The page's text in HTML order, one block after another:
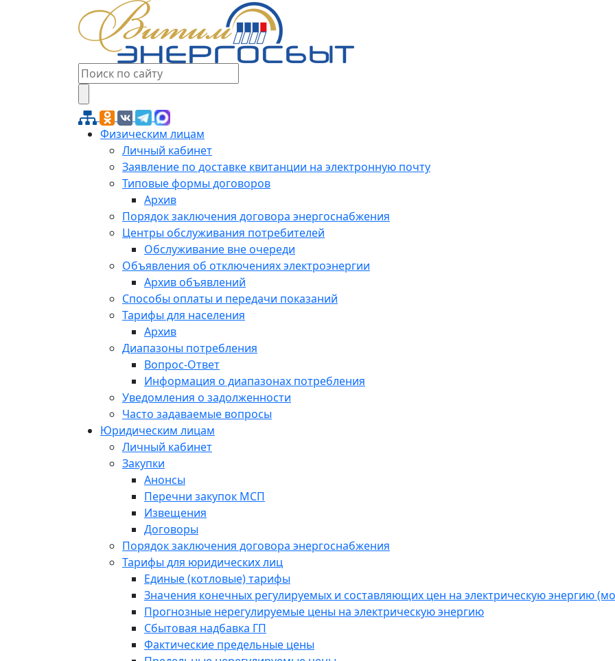
Физическим лицам
Личный кабинет
Заявление по доставке квитанции на электронную почту
Типовые формы договоров
Архив
Порядок заключения договора энергоснабжения
Центры обслуживания потребителей
Обслуживание вне очереди
Объявления об отключениях электроэнергии
Архив объявлений
Способы оплаты и передачи показаний
Тарифы для населения
Архив
Диапазоны потребления
Вопрос-Ответ
Информация о диапазонах потребления
Уведомления о задолженности
Часто задаваемые вопросы
Юридическим лицам
Личный кабинет
Закупки
Анонсы
Перечни закупок МСП
Извещения
Договоры
Порядок заключения договора энергоснабжения
Тарифы для юридических лиц
Единые (котловые) тарифы
Значения конечных регулируемых и составляющих цен на электрическую энергию
Прогнозные нерегулируемые цены на электрическую энергию
Сбытовая надбавка ГП
Фактические предельные цены